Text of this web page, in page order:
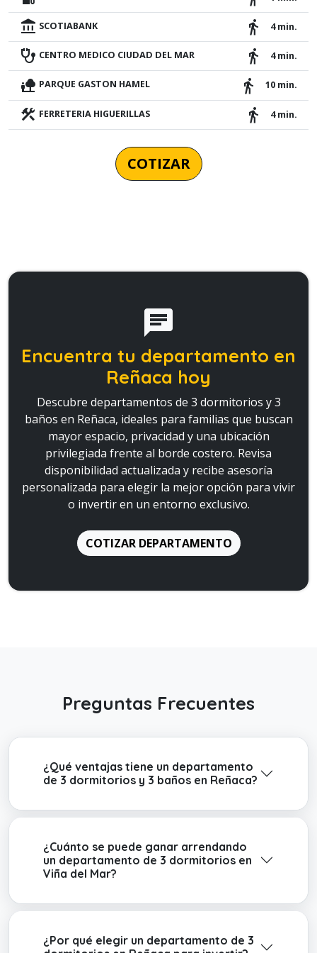
account_balance SCOTIABANK directions_walk 4 min.
stethoscope CENTRO MEDICO CIUDAD DEL MAR directions_walk 4 min.
nature_people PARQUE GASTON HAMEL directions_walk 10 min.
construction FERRETERIA HIGUERILLAS directions_walk 4 min.
COTIZAR
chat
Encuentra tu departamento en
Reñaca hoy
Descubre departamentos de 3 dormitorios y 3
baños en Reñaca, ideales para familias que buscan
mayor espacio, privacidad y una ubicación
privilegiada frente al borde costero. Revisa
disponibilidad actualizada y recibe asesoría
personalizada para elegir la mejor opción para vivir
o invertir en un entorno exclusivo.
COTIZAR DEPARTAMENTO
Preguntas Frecuentes
¿Qué ventajas tiene un departamento
de 3 dormitorios y 3 baños en Reñaca?
¿Cuánto se puede ganar arrendando
un departamento de 3 dormitorios en
Viña del Mar?
¿Por qué elegir un departamento de 3